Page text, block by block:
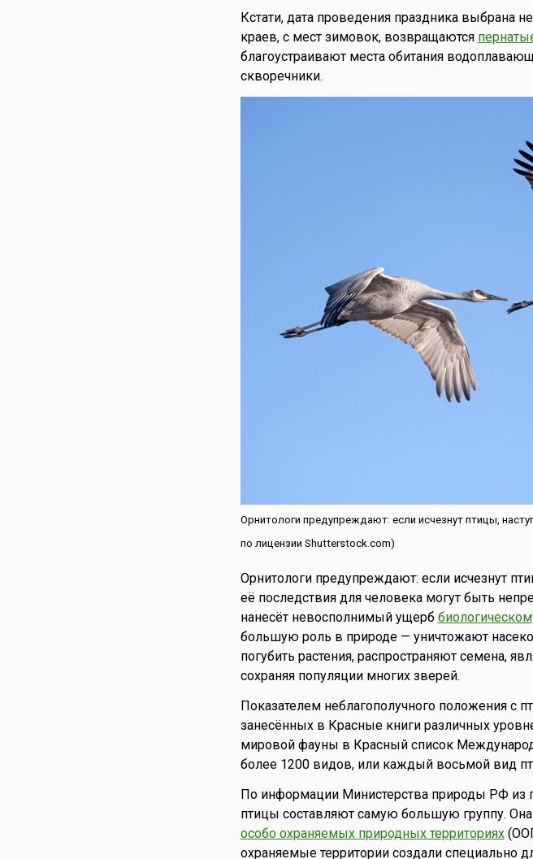
Кстати, дата проведения праздника выбрана
краев, с мест зимовок, возвращаются
благоустраивают места обитания
скворечники.
Орнитологи предупреждают: если исчезнут птицы,
по лицензии Shutterstock.com)
Орнитологи предупреждают: если исчезнут
её последствия для человека могут быть
нанесёт невосполнимый ущерб
большую роль в природе — уничтожают
погубить растения, распространяют семена,
сохраняя популяции многих зверей.
Показателем неблагополучного положения с
занесённых в Красные книги различных
мировой фауны в Красный список
более 1200 видов, или каждый восьмой вид
По информации Министерства природы РФ из
птицы составляют самую большую группу.
особо охраняемых природных территориях
охраняемые территории создали специально